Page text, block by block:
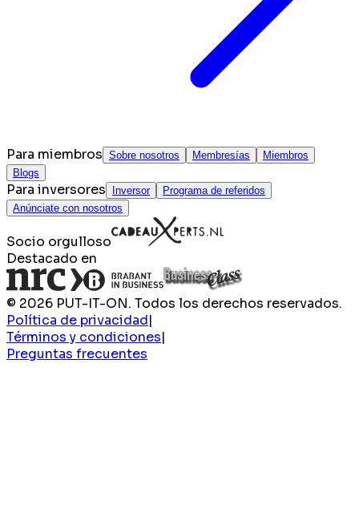
Para miembros Sobre nosotros Membresías
Miembros
Blogs
Para inversores Inversor
Programa de referidos
Anúnciate con nosotros
Socio orgulloso
Destacado en
© 2026 PUT-IT-ON. Todos los derechos reservados.
Política de privacidad|
Términos y condiciones|
Preguntas frecuentes